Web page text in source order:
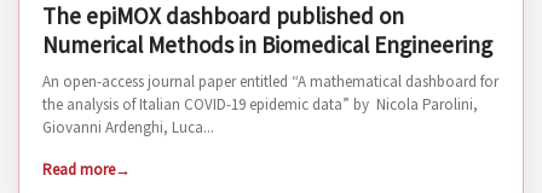
The epiMOX dashboard published on
Numerical Methods in Biomedical Engineering
An open-access journal paper entitled “A mathematical dashboard for
the analysis of Italian COVID-19 epidemic data” by Nicola Parolini,
Giovanni Ardenghi, Luca...
Read more